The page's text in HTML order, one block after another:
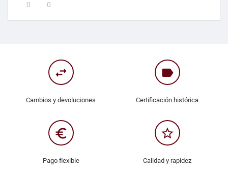
0 0
swap_horiz
Cambios y devoluciones
label
Certificación histórica
euro_symbol
Pago flexible
star_border
Calidad y rapidez